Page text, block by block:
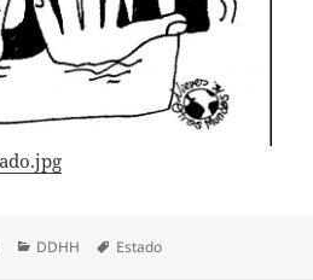
Categorías
DDHH Etiquetas
Estado